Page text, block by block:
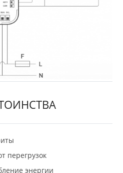
перегрузок
энергии